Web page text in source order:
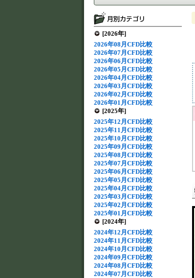
[2026年]
2026年08月CFD比較
2026年07月CFD比較
2026年06月CFD比較
2026年05月CFD比較
2026年04月CFD比較
2026年03月CFD比較
2026年02月CFD比較
2026年01月CFD比較
[2025年]
2025年12月CFD比較
2025年11月CFD比較
2025年10月CFD比較
2025年09月CFD比較
2025年08月CFD比較
2025年07月CFD比較
2025年06月CFD比較
2025年05月CFD比較
2025年04月CFD比較
2025年03月CFD比較
2025年02月CFD比較
2025年01月CFD比較
[2024年]
2024年12月CFD比較
2024年11月CFD比較
2024年10月CFD比較
2024年09月CFD比較
2024年08月CFD比較
2024年07月CFD比較